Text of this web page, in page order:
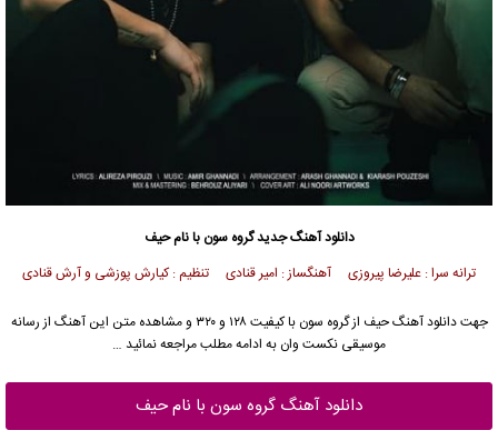
دانلود آهنگ جدیدگروه سون با نام حیف
ترانه سرا : علیرضا پیروزی آهنگساز : امیر قنادی تنظیم : کیارش پوزشی و آرش قنادی
جهت دانلود آهنگ حیف ازگروه سون
با کیفیت ۱۲۸ و ۳۲۰ و مشاهده متن این آهنگ از رسانه
موسیقی نکست وان به ادامه مطلب مراجعه نمائید …
دانلود آهنگ گروه سون با نام حیف